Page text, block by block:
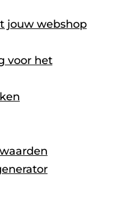
jouw webshop
voor het